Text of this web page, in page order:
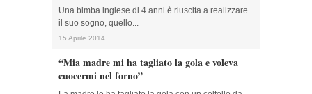
Una bimba inglese di 4 anni è riuscita a realizzare
il suo sogno, quello...
15 Aprile 2014
“Mia madre mi ha tagliato la gola e voleva
cuocermi nel forno”